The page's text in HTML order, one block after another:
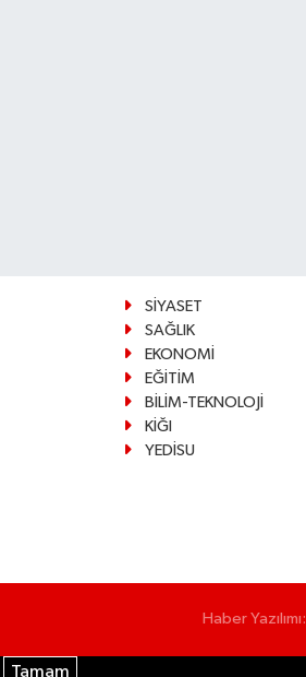
SİYASET
SAĞLIK
EKONOMİ
EĞİTİM
BİLİM-TEKNOLOJİ
KİĞI
YEDİSU
Haber Yazılımı:
Tamam